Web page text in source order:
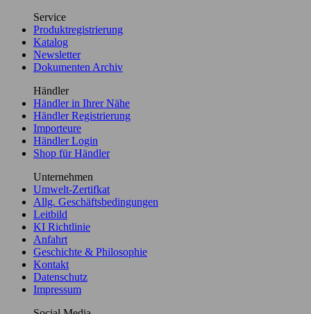
Service
Produktregistrierung
Katalog
Newsletter
Dokumenten Archiv
Händler
Händler in Ihrer Nähe
Händler Registrierung
Importeure
Händler Login
Shop für Händler
Unternehmen
Umwelt-Zertifkat
Allg. Geschäftsbedingungen
Leitbild
KI Richtlinie
Anfahrt
Geschichte & Philosophie
Kontakt
Datenschutz
Impressum